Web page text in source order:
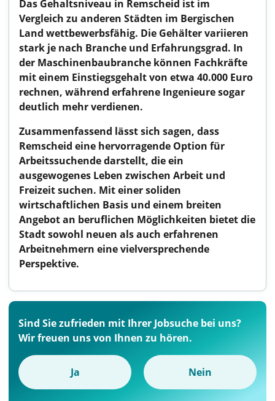
Das Gehaltsniveau in Remscheid ist im
Vergleich zu anderen Städten im Bergischen
Land wettbewerbsfähig. Die Gehälter variieren
stark je nach Branche und Erfahrungsgrad. In
der Maschinenbaubranche können Fachkräfte
mit einem Einstiegsgehalt von etwa 40.000 Euro
rechnen, während erfahrene Ingenieure sogar
deutlich mehr verdienen.
Zusammenfassend lässt sich sagen, dass
Remscheid eine hervorragende Option für
Arbeitssuchende darstellt, die ein
ausgewogenes Leben zwischen Arbeit und
Freizeit suchen. Mit einer soliden
wirtschaftlichen Basis und einem breiten
Angebot an beruflichen Möglichkeiten bietet die
Stadt sowohl neuen als auch erfahrenen
Arbeitnehmern eine vielversprechende
Perspektive.
Sind Sie zufrieden mit Ihrer Jobsuche bei uns?
Wir freuen uns von Ihnen zu hören.
Ja Nein